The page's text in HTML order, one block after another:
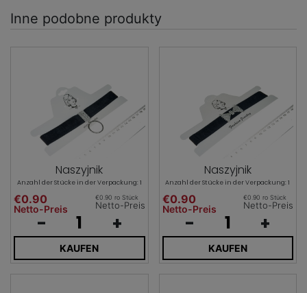
Inne podobne produkty
Naszyjnik
Anzahl der Stücke in der Verpackung: 1
€0.90
Netto-Preis
€0.90 ro Stück
Netto-Preis
- +
KAUFEN
Naszyjnik
Anzahl der Stücke in der Verpackung: 1
€0.90
Netto-Preis
€0.90 ro Stück
Netto-Preis
- +
KAUFEN